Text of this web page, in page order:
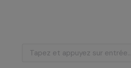
Recherche